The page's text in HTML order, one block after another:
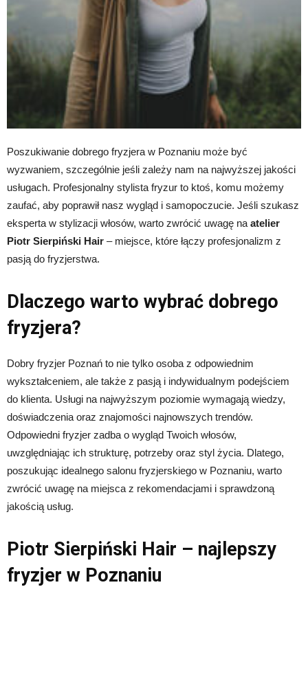
Poszukiwanie dobrego fryzjera w Poznaniu może być
wyzwaniem, szczególnie jeśli zależy nam na najwyższej jakości
usługach. Profesjonalny stylista fryzur to ktoś, komu możemy
zaufać, aby poprawił nasz wygląd i samopoczucie. Jeśli szukasz
eksperta w stylizacji włosów, warto zwrócić uwagę na atelier
Piotr Sierpiński Hair – miejsce, które łączy profesjonalizm z
pasją do fryzjerstwa.
Dlaczego warto wybrać dobrego
fryzjera?
Dobry fryzjer Poznań to nie tylko osoba z odpowiednim
wykształceniem, ale także z pasją i indywidualnym podejściem
do klienta. Usługi na najwyższym poziomie wymagają wiedzy,
doświadczenia oraz znajomości najnowszych trendów.
Odpowiedni fryzjer zadba o wygląd Twoich włosów,
uwzględniając ich strukturę, potrzeby oraz styl życia. Dlatego,
poszukując idealnego salonu fryzjerskiego w Poznaniu, warto
zwrócić uwagę na miejsca z rekomendacjami i sprawdzoną
jakością usług.
Piotr Sierpiński Hair – najlepszy
fryzjer w Poznaniu